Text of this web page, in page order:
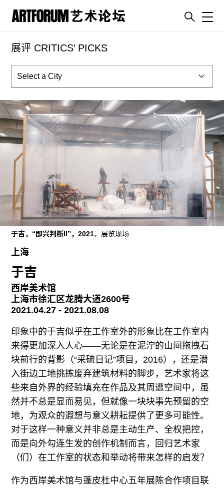
artguide
新闻
展评
杂志
专栏
视频
ENGLISH
ART & EDUCATION
广告
订阅
往期内容
联系我们
关注我们
展评 CRITICS’ PICKS
于吉，“即兴判断II”，2021，展览现场.
上海
于吉
西岸美术馆
上海市徐汇区龙腾大道2600号
2021.04.27 - 2021.08.08
印象中的于吉似乎在工作室外的形象比在工作室内
来得更加深入人心——无论是在泥泞的山间拖拽石
块前行的背影（“采硫日记”项目，2016），还是潜
入街边工地挑拣废弃建筑材料的脚步，艺术家将这
些来自外界的经验填充在作品及其周遭空间中，虽
然并不总是显而易见，但就像一块块事先预留的空
地，为观众的遐想与意义耕耘提供了更多可能性。
对于这样一种意义并非总是主动生产、全权把控，
而是向外勾连生发的创作机制而言，回归艺术家
（们）在工作室的状态和举动将带来怎样的启发？
作为西岸美术馆与蓬皮杜中心五年展陈合作项目联